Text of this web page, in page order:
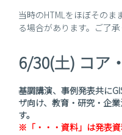
当時のHTMLをほぼその
る場合があります。ご了承
6/30(土) コア
基調講演、事例発表共に
ザ向け、教育・研究・企
す。
※「・・・資料」は発表